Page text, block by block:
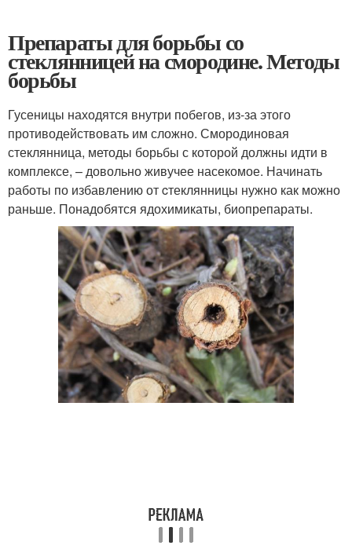
Препараты для борьбы со
стеклянницей на смородине. Методы
борьбы
Гусеницы находятся внутри побегов, из-за этого
противодействовать им сложно. Смородиновая
стеклянница, методы борьбы с которой должны идти в
комплексе, – довольно живучее насекомое. Начинать
работы по избавлению от cтеклянницы нужно как можно
раньше. Понадобятся ядохимикаты, биопрепараты.